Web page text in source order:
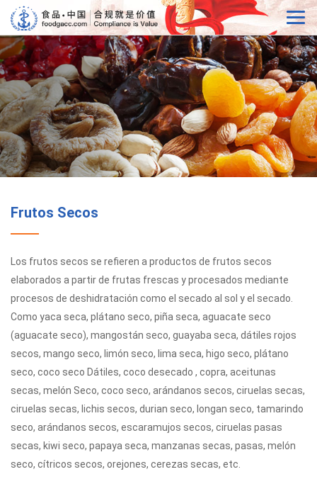
Frutos Secos
Los frutos secos se refieren a productos de frutos secos
elaborados a partir de frutas frescas y procesados mediante
procesos de deshidratación como el secado al sol y el secado.
Como yaca seca, plátano seco, piña seca, aguacate seco
(aguacate seco), mangostán seco, guayaba seca, dátiles rojos
secos, mango seco, limón seco, lima seca, higo seco, plátano
seco, coco seco Dátiles, coco desecado , copra, aceitunas
secas, melón Seco, coco seco, arándanos secos, ciruelas secas,
ciruelas secas, lichis secos, durian seco, longan seco, tamarindo
seco, arándanos secos, escaramujos secos, ciruelas pasas
secas, kiwi seco, papaya seca, manzanas secas, pasas, melón
seco, cítricos secos, orejones, cerezas secas, etc.